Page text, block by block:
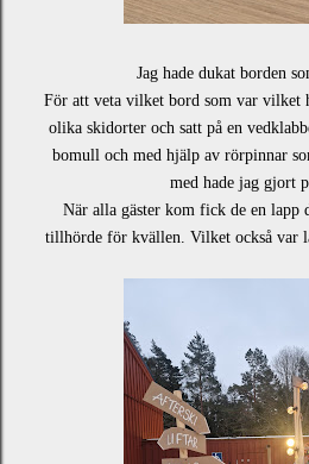
Jag hade dukat borden
För att veta vilket bord som var vilket
olika skidorter och satt på en
bomull och med hjälp av rörpinnar
med hade jag gjort
När alla gäster kom fick de en lapp
tillhörde för kvällen. Vilket också var